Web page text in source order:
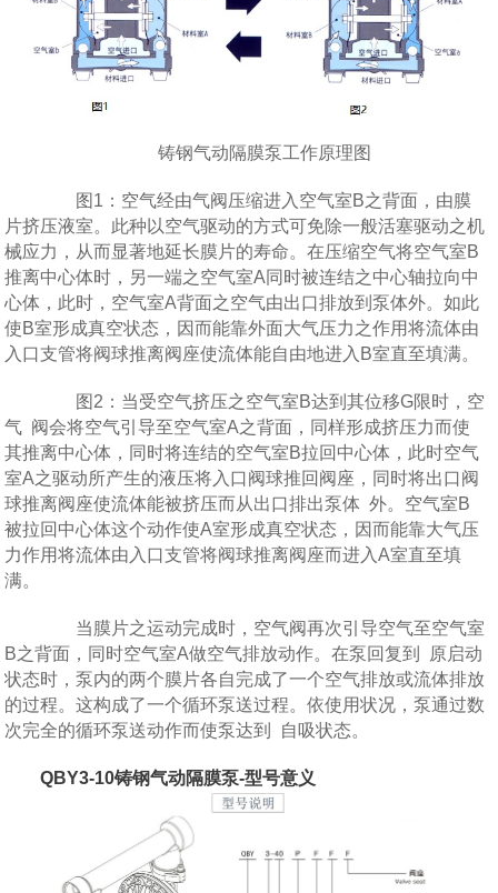
铸钢气动隔膜泵工作原理图
图1：空气经由气阀压缩进入空气室B之背面，由膜
片挤压液室。此种以空气驱动的方式可免除一般活塞驱动之机
械应力，从而显著地延长膜片的寿命。在压缩空气将空气室B
推离中心体时，另一端之空气室A同时被连结之中心轴拉向中
心体，此时，空气室A背面之空气由出口排放到泵体外。如此
使B室形成真空状态，因而能靠外面大气压力之作用将流体由
入口支管将阀球推离阀座使流体能自由地进入B室直至填满。
图2：当受空气挤压之空气室B达到其位移G限时，空
气 阀会将空气引导至空气室A之背面，同样形成挤压力而使
其推离中心体，同时将连结的空气室B拉回中心体，此时空气
室A之驱动所产生的液压将入口阀球推回阀座，同时将出口阀
球推离阀座使流体能被挤压而从出口排出泵体 外。空气室B
被拉回中心体这个动作使A室形成真空状态，因而能靠大气压
力作用将流体由入口支管将阀球推离阀座而进入A室直至填
满。
当膜片之运动完成时，空气阀再次引导空气至空气室
B之背面，同时空气室A做空气排放动作。在泵回复到 原启动
状态时，泵内的两个膜片各自完成了一个空气排放或流体排放
的过程。这构成了一个循环泵送过程。依使用状况，泵通过数
次完全的循环泵送动作而使泵达到 自吸状态。
QBY3-10铸钢气动隔膜泵-型号意义